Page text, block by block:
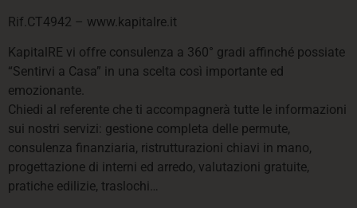
Rif.CT4942 – www.kapitalre.it
KapitalRE vi offre consulenza a 360° gradi affinché possiate
“Sentirvi a Casa” in una scelta così importante ed
emozionante.
Chiedi al referente che ti accompagnerà tutte le informazioni
sui nostri servizi: gestione completa delle permute,
consulenza finanziaria, ristrutturazioni chiavi in mano,
progettazione di interni ed arredo, valutazioni gratuite,
pratiche edilizie, traslochi…